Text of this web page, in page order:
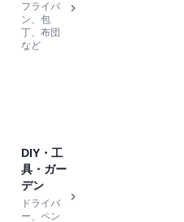
フライパ
ン、包
丁、布団
など
DIY・工
具・ガー
デン
ドライバ
ー、ペン